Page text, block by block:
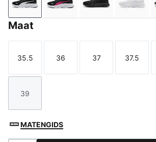
PUMA Black-PUMA White
PUMA Black-PUMA Pink-
PUMA Black-
Maat
Maat
35.5
Maat
36
Maat
37
Maat
37.5
Maat
39
MATENGIDS